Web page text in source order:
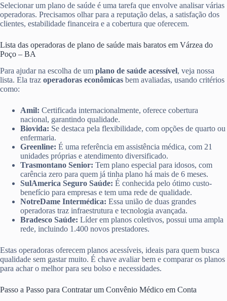
Selecionar um plano de saúde é uma tarefa que envolve analisar várias
operadoras. Precisamos olhar para a reputação delas, a satisfação dos
clientes, estabilidade financeira e a cobertura que oferecem.
Lista das operadoras de plano de saúde mais baratos em Várzea do
Poço – BA
Para ajudar na escolha de um plano de saúde acessível, veja nossa
lista. Ela traz operadoras econômicas bem avaliadas, usando critérios
como:
Amil: Certificada internacionalmente, oferece cobertura
nacional, garantindo qualidade.
Biovida: Se destaca pela flexibilidade, com opções de quarto ou
enfermaria.
Greenline: É uma referência em assistência médica, com 21
unidades próprias e atendimento diversificado.
Trasmontano Senior: Tem plano especial para idosos, com
carência zero para quem já tinha plano há mais de 6 meses.
SulAmerica Seguro Saúde: É conhecida pelo ótimo custo-
benefício para empresas e tem uma rede de qualidade.
NotreDame Intermédica: Essa união de duas grandes
operadoras traz infraestrutura e tecnologia avançada.
Bradesco Saúde: Líder em planos coletivos, possui uma ampla
rede, incluindo 1.400 novos prestadores.
Estas operadoras oferecem planos acessíveis, ideais para quem busca
qualidade sem gastar muito. É chave avaliar bem e comparar os planos
para achar o melhor para seu bolso e necessidades.
Passo a Passo para Contratar um Convênio Médico em Conta